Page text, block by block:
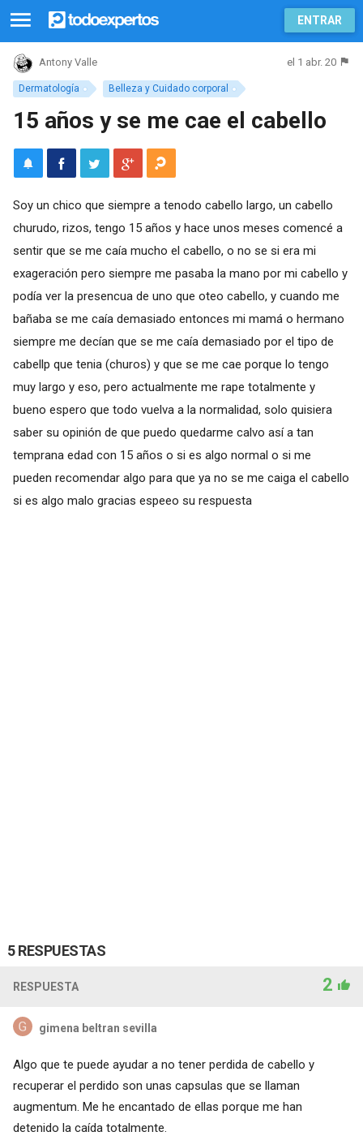
ENTRAR
Dermatología Belleza y Cuidado corporal
Antony Valle el 1 abr. 20
15 años y se me cae el cabello
Soy un chico que siempre a tenodo cabello largo, un cabello
churudo, rizos, tengo 15 años y hace unos meses comencé a
sentir que se me caía mucho el cabello, o no se si era mi
exageración pero siempre me pasaba la mano por mi cabello y
podía ver la presencua de uno que oteo cabello, y cuando me
bañaba se me caía demasiado entonces mi mamá o hermano
siempre me decían que se me caía demasiado por el tipo de
cabellp que tenia (churos) y que se me cae porque lo tengo
muy largo y eso, pero actualmente me rape totalmente y
bueno espero que todo vuelva a la normalidad, solo quisiera
saber su opinión de que puedo quedarme calvo así a tan
temprana edad con 15 años o si es algo normal o si me
pueden recomendar algo para que ya no se me caiga el cabello
si es algo malo gracias espeeo su respuesta
5 RESPUESTAS
RESPUESTA 2
gimena beltran sevilla
Algo que te puede ayudar a no tener perdida de cabello y
recuperar el perdido son unas capsulas que se llaman
augmentum. Me he encantado de ellas porque me han
detenido la caída totalmente.